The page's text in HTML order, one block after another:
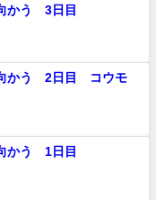
かう 3日目
かう 2日目 コウモ
かう 1日目